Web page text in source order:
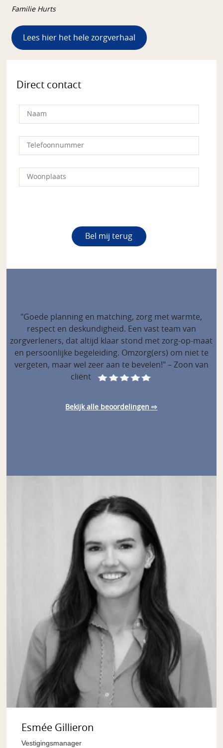
Esmée Gillieron
Vestigingsmanager
Direct contact
"Goede planning en matching, zorg met warmte,
respect en deskundigheid. Een vast team van
zorgverleners, dat altijd klaar stond met zorg-op-maat
en persoonlijke begeleiding. Omzorg(ers) om niet te
vergeten, maar wel zeer aan te bevelen!" – Zoon van
cliënt
Bekijk alle beoordelingen ⇨
Familie Hurts
Lees hier het hele zorgverhaal